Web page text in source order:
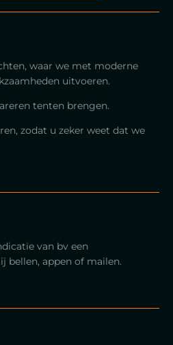
waar we met moderne
uitvoeren.
tenten brengen.
zodat u zeker weet dat we
van bv een
bellen, appen of mailen.